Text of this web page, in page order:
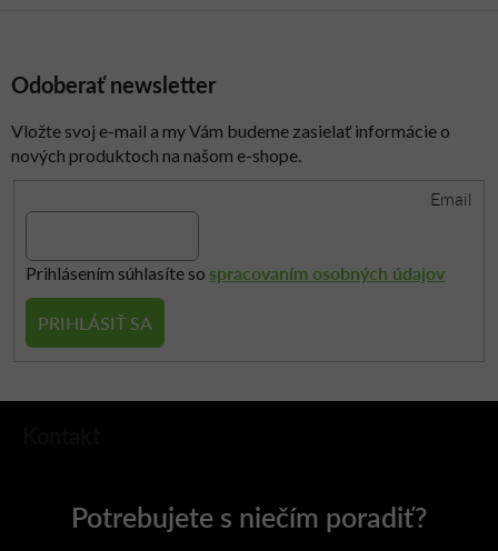
Odoberať newsletter
Vložte svoj e-mail a my Vám budeme zasielať informácie o
nových produktoch na našom e-shope.
Email
Prihlásením súhlasíte so spracovaním osobných údajov
PRIHLÁSIŤ SA